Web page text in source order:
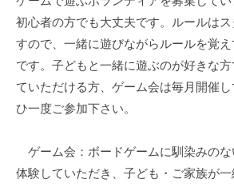
と
1
階
。
初心者の方でも大丈夫です。ルールは
すので、一緒に遊びながらルールを覚
です。子どもと一緒に遊ぶのが好きな
ていただける方、ゲーム会は毎月開催
ひ一度ご参加下さい。
ゲーム会：ボードゲームに馴染みの
体験していただき、子ども・ご家族が